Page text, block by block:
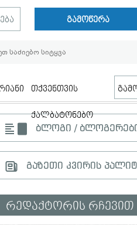
გამოწერა
თქვენთვის
ქალბატონებო
ბლოგი /
გაზეთი კვირის
რედაქტორის რჩევით